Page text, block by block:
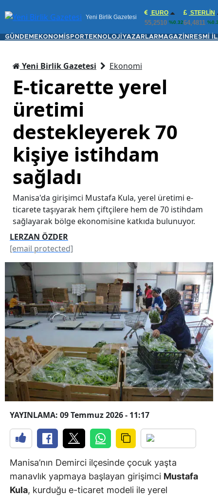
Yeni Birlik Gazetesi
EURO
55,2510 %0.32
STERLIN
64,4811
GÜNDEM EKONOMİ SPORTEKNOLOJİ YAZARLAR MAGAZİN RESMİ
Yeni Birlik Gazetesi Ekonomi
E-ticarette yerel
üretimi
destekleyerek 70
kişiye istihdam
sağladı
Manisa'da girişimci Mustafa Kula, yerel üretimi e-
ticarete taşıyarak hem çiftçilere hem de 70 istihdam
sağlayarak bölge ekonomisine katkıda bulunuyor.
LERZAN ÖZDER
[email protected]
YAYINLAMA: 09 Temmuz 2026 - 11:17
Manisa’nın Demirci ilçesinde çocuk yaşta
manavlık yapmaya başlayan girişimci Mustafa
Kula, kurduğu e-ticaret modeli ile yerel